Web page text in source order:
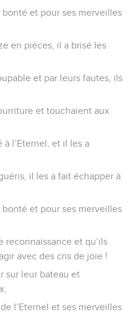
bonté et pour ses merveilles
en pièces, il a brisé les
et par leurs fautes, ils
et touchaient aux
l’Eternel, et il les a
il les a fait échapper à
bonté et pour ses merveilles
reconnaissance et qu’ils
avec des cris de joie !
sur leur bateau et
l’Eternel et ses merveilles